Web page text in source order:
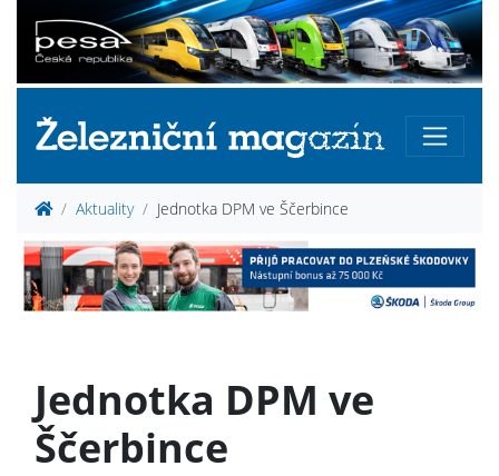
Aktuality Jednotka DPM ve Ščerbince
Jednotka DPM ve
Ščerbince